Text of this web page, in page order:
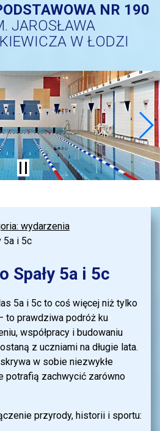
NR 190
JAROSŁAWA
W ŁODZI
wydarzenia
5a i 5c
Spały 5a i 5c
5a i 5c to coś więcej niż tylko
to prawdziwa podróż ku
współpracy i budowaniu
z uczniami na długie lata.
w sobie niezwykłe
potrafią zachwycić zarówno
przyrody, historii i sportu: